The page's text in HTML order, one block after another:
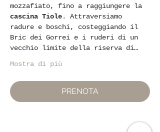
mozzafiato, fino a raggiungere la
cascina Tiole. Attraversiamo
radure e boschi, costeggiando il
Bric dei Gorrei e i ruderi di un
vecchio limite della riserva di…
Mostra di più
PRENOTA